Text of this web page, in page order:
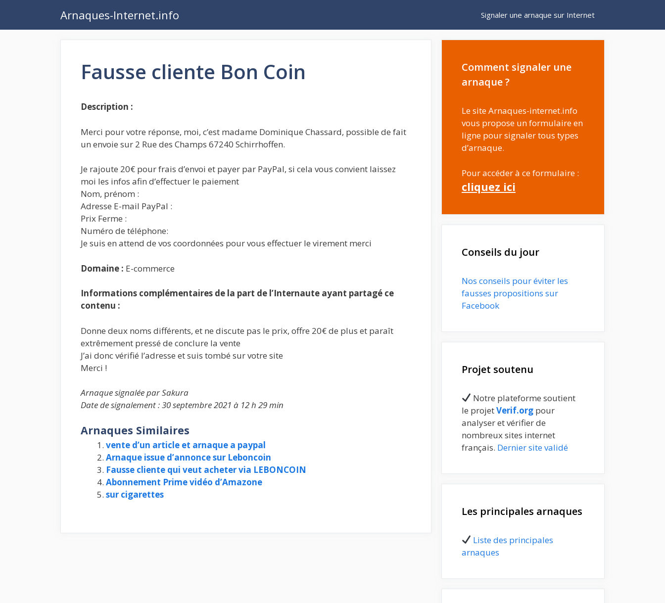
contenu
Arnaques-Internet.info Signaler une arnaque sur Internet
Fausse cliente Bon Coin
Description :
Merci pour votre réponse, moi, c’est madame Dominique Chassard, possible de fait
un envoie sur 2 Rue des Champs 67240 Schirrhoffen.
Je rajoute 20€ pour frais d’envoi et payer par PayPal, si cela vous convient laissez
moi les infos afin d’effectuer le paiement
Nom, prénom :
Adresse E-mail PayPal :
Prix Ferme :
Numéro de téléphone:
Je suis en attend de vos coordonnées pour vous effectuer le virement merci
Domaine : E-commerce
Informations complémentaires de la part de l’Internaute ayant partagé ce
contenu :
Donne deux noms différents, et ne discute pas le prix, offre 20€ de plus et paraît
extrêmement pressé de conclure la vente
J’ai donc vérifié l’adresse et suis tombé sur votre site
Merci !
Arnaque signalée par Sakura
Date de signalement : 30 septembre 2021 à 12 h 29 min
Arnaques Similaires
vente d’un article et arnaque a paypal
Arnaque issue d’annonce sur Leboncoin
Fausse cliente qui veut acheter via LEBONCOIN
Abonnement Prime vidéo d’Amazone
sur cigarettes
Comment signaler une
arnaque ?
Le site Arnaques-internet.info
vous propose un formulaire en
ligne pour signaler tous types
d’arnaque.
Pour accéder à ce formulaire :
cliquez ici
Conseils du jour
Nos conseils pour éviter les
fausses propositions sur
Facebook
Projet soutenu
Notre plateforme soutient
le projetVerif.org pour
analyser et vérifier de
nombreux sites internet
français. Dernier site validé
Les principales arnaques
Liste des principales
arnaques